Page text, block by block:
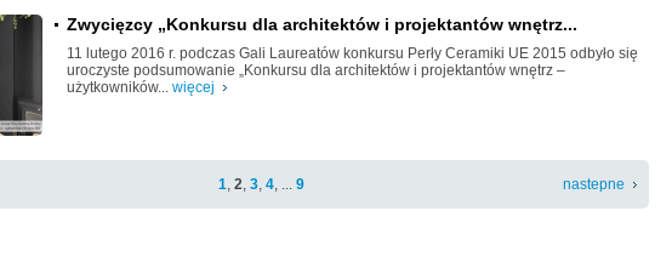
Zwycięzcy „Konkursu dla architektów i projektantów wnętrz...
11 lutego 2016 r. podczas Gali Laureatów konkursu Perły Ceramiki UE 2015 odbyło się
uroczyste podsumowanie „Konkursu dla architektów i projektantów wnętrz –
użytkowników... więcej
1, 2, 3, 4, ... 9 nastepne